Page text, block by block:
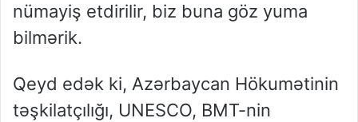
nümayiş etdirilir, biz buna göz yuma
bilmərik.
Qeyd edək ki, Azərbaycan Hökumətinin
təşkilatçılığı, UNESCO, BMT-nin